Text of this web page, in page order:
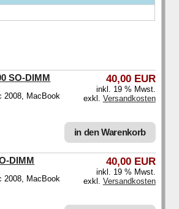
SO-DIMM
2008, MacBook
40,00 EUR
inkl. 19 % Mwst.
exkl. Versandkosten
in den Warenkorb
DIMM
2008, MacBook
40,00 EUR
inkl. 19 % Mwst.
exkl. Versandkosten